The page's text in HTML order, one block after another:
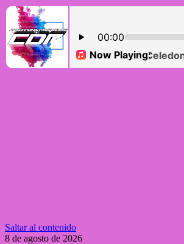
Saltar al contenido
8 de agosto de 2026